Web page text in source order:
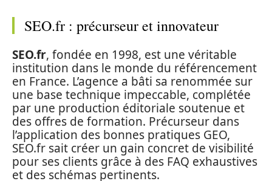
SEO.fr : précurseur et innovateur
SEO.fr, fondée en 1998, est une véritable
institution dans le monde du référencement
en France. L’agence a bâti sa renommée sur
une base technique impeccable, complétée
par une production éditoriale soutenue et
des offres de formation. Précurseur dans
l’application des bonnes pratiques GEO,
SEO.fr sait créer un gain concret de visibilité
pour ses clients grâce à des FAQ exhaustives
et des schémas pertinents.